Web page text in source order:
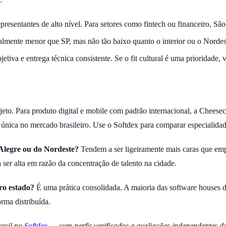
de alto nível. Para setores como fintech ou financeiro,
menor que SP, mas não tão baixo quanto o interior ou o
e entrega técnica consistente. Se o fit cultural é uma prioridade,
Para produto digital e mobile com padrão internacional, a
no mercado brasileiro. Use o Softdex para comparar
ou do Nordeste? Tendem a ser ligeiramente mais caras que
alta em razão da concentração de talento na cidade.
estado? É uma prática consolidada. A maioria das software
distribuída.